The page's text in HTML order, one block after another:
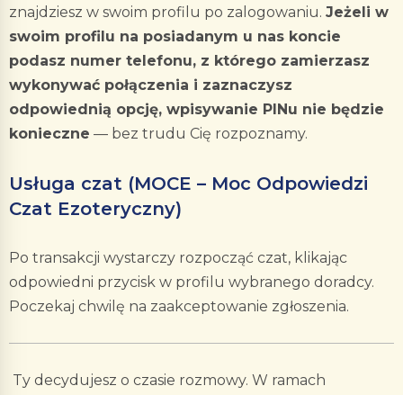
znajdziesz w swoim profilu po zalogowaniu. Jeżeli w
swoim profilu na posiadanym u nas koncie
podasz numer telefonu, z którego zamierzasz
wykonywać połączenia i zaznaczysz
odpowiednią opcję, wpisywanie PINu nie będzie
konieczne — bez trudu Cię rozpoznamy.
Usługa czat (MOCE – Moc Odpowiedzi
Czat Ezoteryczny)
Po transakcji wystarczy rozpocząć czat, klikając
odpowiedni przycisk w profilu wybranego doradcy.
Poczekaj chwilę na zaakceptowanie zgłoszenia.
Ty decydujesz o czasie rozmowy. W ramach